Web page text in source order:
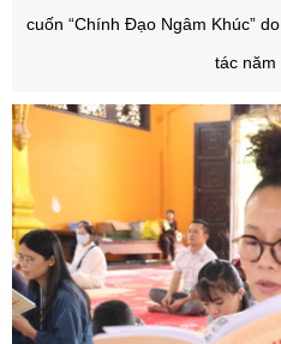
cuốn “Chính Đạo Ngâm Khúc”
tác năm